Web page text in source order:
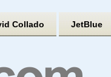
Collado JetBlue